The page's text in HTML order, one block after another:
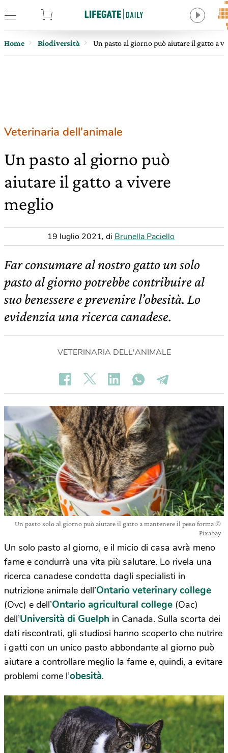
Home Biodiversità Un pasto al giorno può aiutare il gatto a
Veterinaria dell'animale
Un pasto al giorno può
aiutare il gatto a vivere
meglio
19 luglio 2021, di Brunella Paciello
Far consumare al nostro gatto un solo
pasto al giorno potrebbe contribuire al
suo benessere e prevenire l’obesità. Lo
evidenzia una ricerca canadese.
VETERINARIA DELL'ANIMALE
Un pasto solo al giorno può aiutare il gatto a mantenere il peso forma ©
Pixabay
Un solo pasto al giorno, e il micio di casa avrà meno
fame e condurrà una vita più salutare. Lo rivela una
ricerca canadese condotta dagli specialisti in
nutrizione animale dell’Ontario veterinary college
(Ovc) e dell’Ontario agricultural college (Oac)
dell’Università di Guelph in Canada. Sulla scorta dei
dati riscontrati, gli studiosi hanno scoperto che nutrire
i gatti con un unico pasto abbondante al giorno può
aiutare a controllare meglio la fame e, quindi, a evitare
problemi come l’obesità.